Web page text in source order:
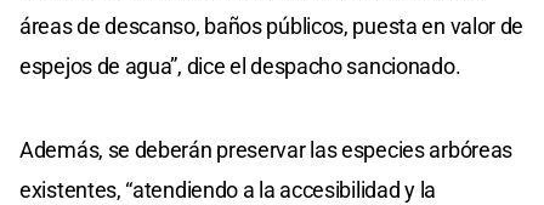
áreas de descanso, baños públicos, puesta en valor de
espejos de agua”, dice el despacho sancionado.
Además, se deberán preservar las especies arbóreas
existentes, “atendiendo a la accesibilidad y la